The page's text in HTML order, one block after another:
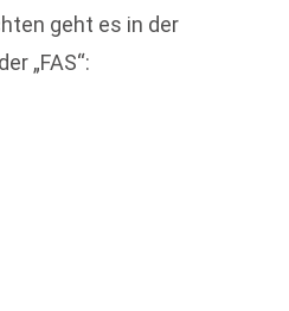
geht es in der
„FAS“: